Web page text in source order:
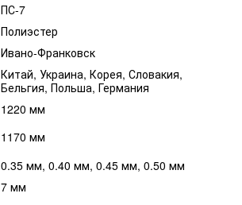
ПС-7
Полиэстер
Ивано-Франковск
Китай, Украина, Корея, Словакия,
Бельгия, Польша, Германия
1220 мм
1170 мм
0.35 мм, 0.40 мм, 0.45 мм, 0.50 мм
7 мм